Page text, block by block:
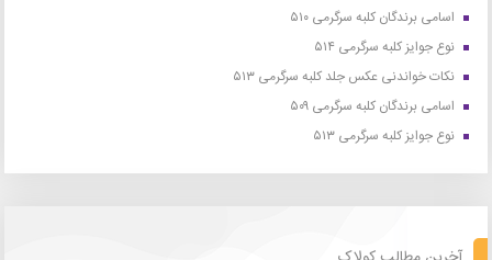
اسامی برندگان کلبه سرگرمی ۵۱۰
نوع جوایز کلبه سرگرمی ۵۱۴
نکات خواندنی عکس جلد کلبه سرگرمی ۵۱۳
اسامی برندگان کلبه سرگرمی ۵۰۹
نوع جوایز کلبه سرگرمی ۵۱۳